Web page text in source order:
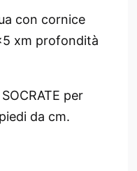
con cornice
xm profondità
per
da cm.